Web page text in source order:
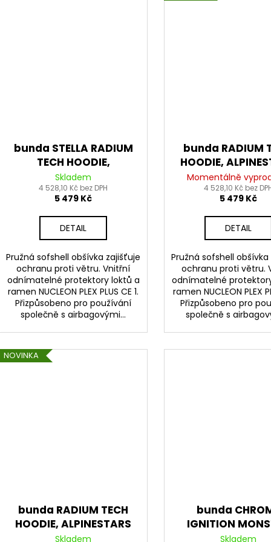
bunda STELLA RADIUM
TECH HOODIE,
ALPINESTARS, dámská
(černá) 2026
Skladem
4 528,10 Kč bez DPH
5 479 Kč
DETAIL
Pružná sofshell obšívka zajišťuje
ochranu proti větru. Vnitřní
odnímatelné protektory loktů a
ramen NUCLEON PLEX PLUS CE 1.
Přizpůsobeno pro používání
společně s airbagovými...
bunda RADIUM
HOODIE,
(tmavě modrá/
2026
Momentálně
4 528,10 Kč bez
5 479 Kč
DETAIL
Pružná sofshell
ochranu proti větru.
odnímatelné
ramen NUCLEON PLEX
Přizpůsobeno pro
společně s
NOVINKA
bunda RADIUM TECH
HOODIE, ALPINESTARS
(písková/hnědá) 2026
Skladem
bunda
IGNITION
FQ20 kolekce,
Skladem